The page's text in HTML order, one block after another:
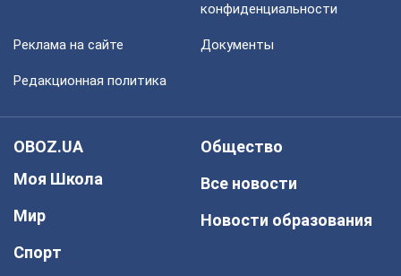
конфиденциальности
Реклама на сайте Документы
Редакционная политика
OBOZ.UA
Моя Школа
Мир
Спорт
Общество
Все новости
Новости образования